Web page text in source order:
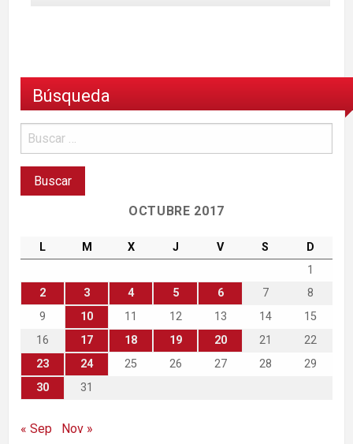
Búsqueda
OCTUBRE 2017
L M X J V S
D
1
2
3 4 5 6 7
8
9
10 11 12 13 14
15
16
17 18 19 20 21
22
23
24 25 26 27 28
29
30
31
« Sep Nov »